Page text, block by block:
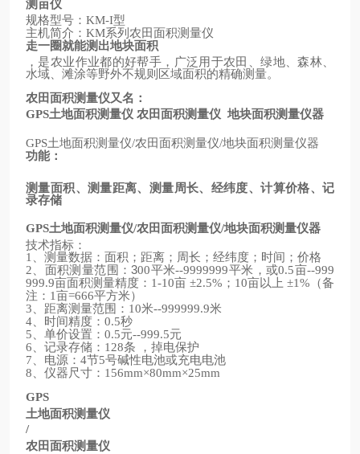
测亩仪
规格型号： KM-I型
主机简介： KM系列农田面积测量仪
走一圈就能测出地块面积
，是农业作业都的好帮手，广泛用于农田、绿地、森林、
水域、滩涂等野外不规则区域面积的精确测量。
农田面积测量仪又名：
GPS土地面积测量仪 农田面积测量仪 地块面积测量仪器
GPS土地面积测量仪/农田面积测量仪/地块面积测量仪器
功能：
测量面积、测量距离、测量周长、经纬度、计算价格、记
录存储
GPS土地面积测量仪/农田面积测量仪/地块面积测量仪器
技术指标：
1 、测量数据：面积；距离；周长；经纬度；时间；价格
2 、面积测量范围：300平米--9999999平米，或0.5亩--999
999.9亩面积测量精度： 1-10亩 ±2.5% ； 10亩以上 ±1% （备
注： 1亩=666平方米）
3 、距离测量范围： 10米--999999.9米
4 、时间精度： 0.5秒
5 、单价设置： 0.5元--999.5元
6 、记录存储： 128条 ，掉电保护
7 、电源： 4节5号碱性电池或充电电池
8 、仪器尺寸： 156mm×80mm×25mm
GPS
土地面积测量仪
/
农田面积测量仪